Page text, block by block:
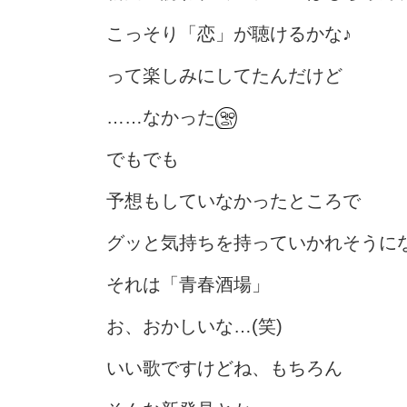
こっそり「恋」が聴けるかな♪
って楽しみにしてたんだけど
……なかった
でもでも
予想もしていなかったところで
グッと気持ちを持っていかれそうに
それは「青春酒場」
お、おかしいな…(笑)
いい歌ですけどね、もちろん